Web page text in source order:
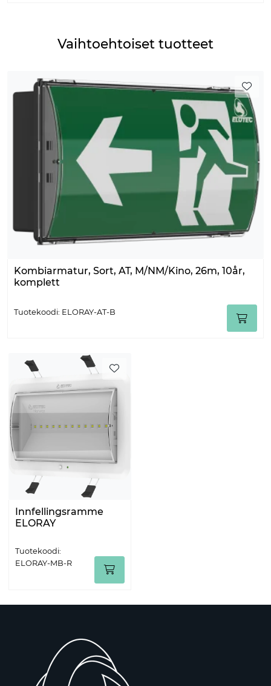
Vaihtoehtoiset tuotteet
Kombiarmatur, Sort, AT, M/NM/Kino, 26m, 10år,
komplett
Tuotekoodi: ELORAY-AT-B
Innfellingsramme
ELORAY
Tuotekoodi:
ELORAY-MB-R